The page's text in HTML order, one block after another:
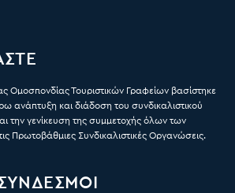
Ομοσπονδίας Τουριστικών Γραφείων βασίστηκε
ανάπτυξη και διάδοση του συνδικαλιστικού
την γενίκευση της συμμετοχής όλων των
Πρωτοβάθμιες Συνδικαλιστικές Οργανώσεις.